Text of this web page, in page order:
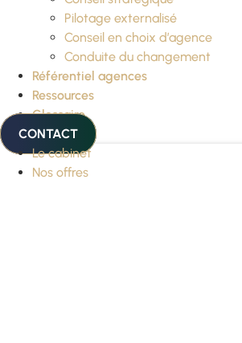
Pilotage externalisé
Conseil en choix d’agence
Conduite du changement
Référentiel agences
Ressources
Glossaire
CONTACT
Le cabinet
Nos offres